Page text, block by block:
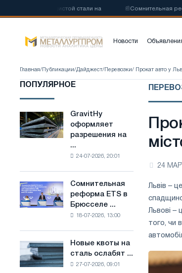
стали на 📰Сомнительная реформа
Новости
Главная/ Публикации/Дайджест/ Перевозки/ Прокат авто у
ПОПУЛЯРНОЕ
GravitHy
оформляет
разрешения
строительство
производству
низкоуглеродистой
основе
водорода
Франции
GravitHy
оформляет
разрешения на
...
24-07-2026, 20:01
Сомнительная
реформа
ETS
отраслевые
ограничения
Сомнительная
реформа ETS в
Брюсселе ...
18-07-2026, 13:00
Новые
квоты
на
Новые квоты на
сталь ослабят ...
27-07-2026, 09:01
24
Львів –
Львові –
того, чи